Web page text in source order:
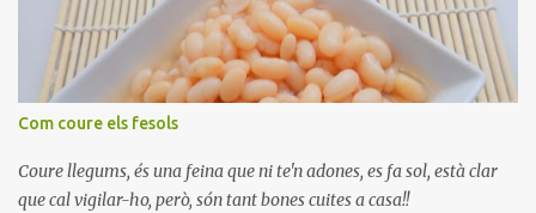
Com coure els fesols
Coure llegums, és una feina que ni te'n adones, es fa sol, està clar
que cal vigilar-ho, però, són tant bones cuites a casa!!